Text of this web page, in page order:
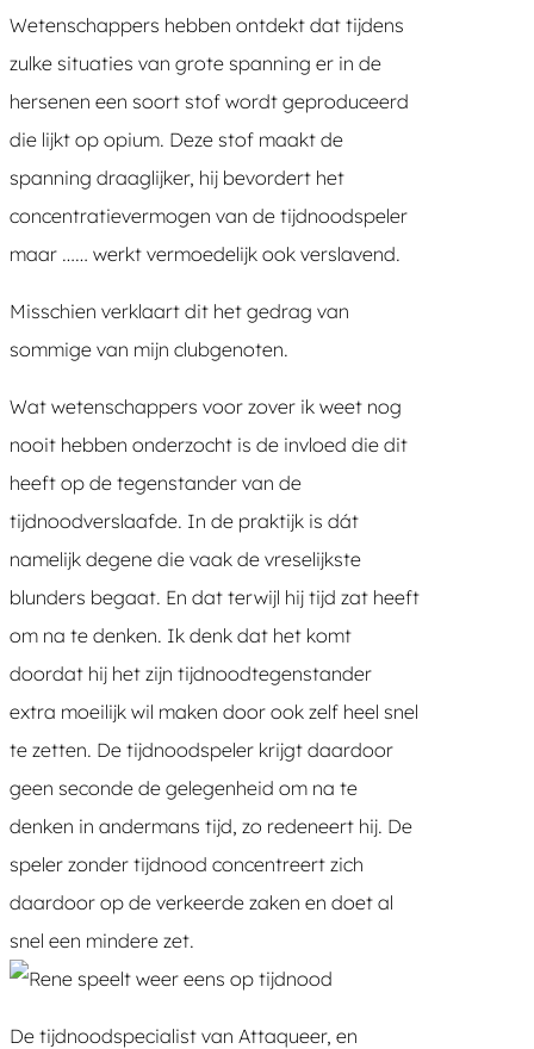
Wetenschappers hebben ontdekt dat tijdens
zulke situaties van grote spanning er in de
hersenen een soort stof wordt geproduceerd
die lijkt op opium. Deze stof maakt de
spanning draaglijker, hij bevordert het
concentratievermogen van de tijdnoodspeler
maar …… werkt vermoedelijk ook verslavend.
Misschien verklaart dit het gedrag van
sommige van mijn clubgenoten.
Wat wetenschappers voor zover ik weet nog
nooit hebben onderzocht is de invloed die dit
heeft op de tegenstander van de
tijdnoodverslaafde. In de praktijk is dát
namelijk degene die vaak de vreselijkste
blunders begaat. En dat terwijl hij tijd zat heeft
om na te denken. Ik denk dat het komt
doordat hij het zijn tijdnoodtegenstander
extra moeilijk wil maken door ook zelf heel snel
te zetten. De tijdnoodspeler krijgt daardoor
geen seconde de gelegenheid om na te
denken in andermans tijd, zo redeneert hij. De
speler zonder tijdnood concentreert zich
daardoor op de verkeerde zaken en doet al
snel een mindere zet.
De tijdnoodspecialist van Attaqueer, en